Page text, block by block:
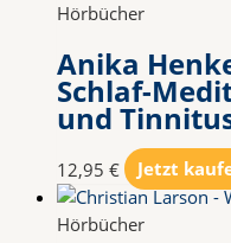
Hörbücher
Anika
Schlaf-
und
12,95 € Jetzt
Hörbücher